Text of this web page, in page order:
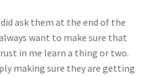
ask them at the end of the
want to make sure that
in me learn a thing or two.
making sure they are getting